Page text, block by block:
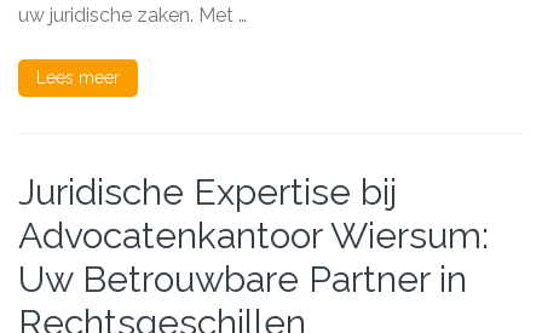
uw juridische zaken. Met …
Lees meer
Juridische Expertise bij
Advocatenkantoor Wiersum:
Uw Betrouwbare Partner in
Rechtsgeschillen